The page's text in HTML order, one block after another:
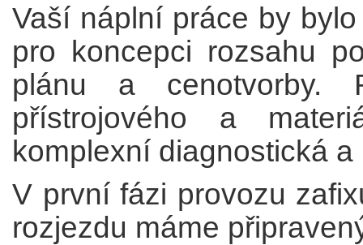
Vaší náplní práce by
pro koncepci rozsahu
plánu a cenotvorby.
přístrojového a
komplexní diagnostická
V první fázi provozu
rozjezdu máme